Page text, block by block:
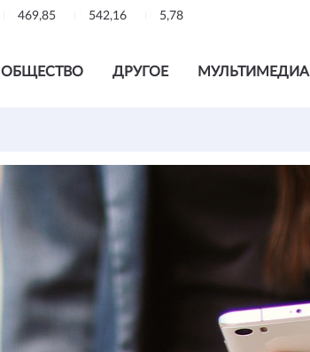
469,85 542,16 5,78
ОБЩЕСТВО ДРУГОЕ МУЛЬТИМЕДИА